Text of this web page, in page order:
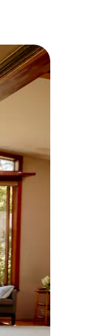
a la pantalla o fent-